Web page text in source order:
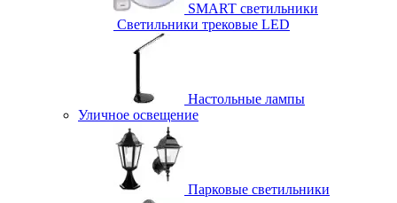
SMART светильники
Светильники трековые LED
Настольные лампы
Уличное освещение
Парковые светильники